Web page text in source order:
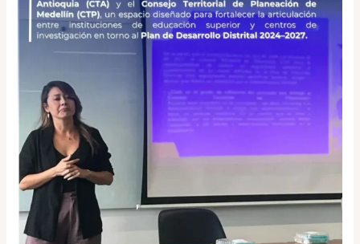
aporta
conocimiento
desarrollo
de
Medellín
desde
el